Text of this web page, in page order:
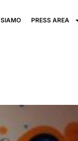
PRESS AREA